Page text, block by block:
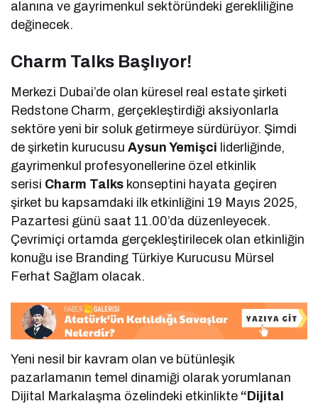
alanına ve gayrimenkul sektöründeki gerekliliğine
değinecek.
Charm Talks Başlıyor!
Merkezi Dubai’de olan küresel real estate şirketi
Redstone Charm, gerçekleştirdiği aksiyonlarla
sektöre yeni bir soluk getirmeye sürdürüyor. Şimdi
de şirketin kurucusuAysun Yemişci liderliğinde,
gayrimenkul profesyonellerine özel etkinlik
serisi Charm Talks konseptini hayata geçiren
şirket bu kapsamdaki ilk etkinliğini 19 Mayıs 2025,
Pazartesi günü saat 11.00’da düzenleyecek.
Çevrimiçi ortamda gerçekleştirilecek olan etkinliğin
konuğu ise Branding Türkiye Kurucusu Mürsel
Ferhat Sağlam olacak.
Yeni nesil bir kavram olan ve bütünleşik
pazarlamanın temel dinamiği olarak yorumlanan
Dijital Markalaşma özelindeki etkinlikte “Dijital